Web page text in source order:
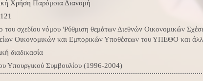
Χρήση Παρόμοια Διανομή
του σχεδίου νόμου 'Ρύθμιση θεμάτων Διεθνών Οικονομικών
Οικονομικών και Εμπορικών Υποθέσεων του ΥΠΕΘΟ και
διαδικασία
Υπουργικού Συμβουλίου (1996-2004)